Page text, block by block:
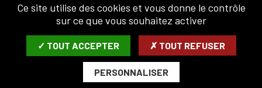
LETTRE D'INFORMATION
SAISIR VOTRE COURRIEL:
ARCHIVES DÉSABONNER
Ce site utilise des cookies et vous donne le contrôle
sur ce que vous souhaitez activer
✓ TOUT ACCEPTER ✗ TOUT REFUSER
PERSONNALISER